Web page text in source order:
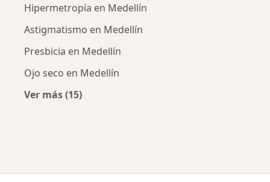
Hipermetropía en Medellín
Astigmatismo en Medellín
Presbicia en Medellín
Ojo seco en Medellín
Ver más (15)